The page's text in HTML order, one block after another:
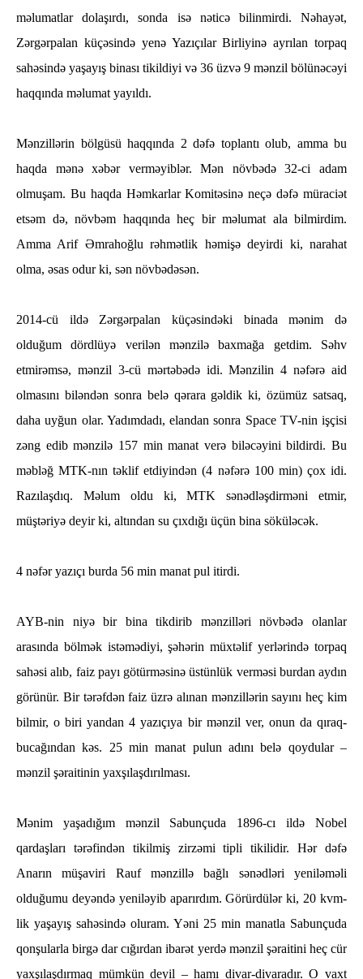
məlumatlar dolaşırdı, sonda isə nəticə bilinmirdi. Nəhayət,
Zərgərpalan küçəsində yenə Yazıçılar Birliyinə ayrılan torpaq
sahəsində yaşayış binası tikildiyi və 36 üzvə 9 mənzil bölünəcəyi
haqqında məlumat yayıldı.
Mənzillərin bölgüsü haqqında 2 dəfə toplantı olub, amma bu
haqda mənə xəbər verməyiblər. Mən növbədə 32-ci adam
olmuşam. Bu haqda Həmkarlar Komitəsinə neçə dəfə müraciət
etsəm də, növbəm haqqında heç bir məlumat ala bilmirdim.
Amma Arif Əmrahoğlu rəhmətlik həmişə deyirdi ki, narahat
olma, əsas odur ki, sən növbədəsən.
2014-cü ildə Zərgərpalan küçəsindəki binada mənim də
olduğum dördlüyə verilən mənzilə baxmağa getdim. Səhv
etmirəmsə, mənzil 3-cü mərtəbədə idi. Mənzilin 4 nəfərə aid
olmasını biləndən sonra belə qərara gəldik ki, özümüz satsaq,
daha uyğun olar. Yadımdadı, elandan sonra Space TV-nin işçisi
zəng edib mənzilə 157 min manat verə biləcəyini bildirdi. Bu
məbləğ MTK-nın təklif etdiyindən (4 nəfərə 100 min) çox idi.
Razılaşdıq. Məlum oldu ki, MTK sənədləşdirməni etmir,
müştəriyə deyir ki, altından su çıxdığı üçün bina söküləcək.
4 nəfər yazıçı burda 56 min manat pul itirdi.
AYB-nin niyə bir bina tikdirib mənzilləri növbədə olanlar
arasında bölmək istəmədiyi, şəhərin müxtəlif yerlərində torpaq
sahəsi alıb, faiz payı götürməsinə üstünlük verməsi burdan aydın
görünür. Bir tərəfdən faiz üzrə alınan mənzillərin sayını heç kim
bilmir, o biri yandan 4 yazıçıya bir mənzil ver, onun da qıraq-
bucağından kəs. 25 min manat pulun adını belə qoydular –
mənzil şəraitinin yaxşılaşdırılması.
Mənim yaşadığım mənzil Sabunçuda 1896-cı ildə Nobel
qardaşları tərəfindən tikilmiş zirzəmi tipli tikilidir. Hər dəfə
Anarın müşaviri Rauf mənzillə bağlı sənədləri yeniləməli
olduğumu deyəndə yeniləyib aparırdım. Görürdülər ki, 20 kvm-
lik yaşayış sahəsində oluram. Yəni 25 min manatla Sabunçuda
qonşularla birgə dar cığırdan ibarət yerdə mənzil şəraitini heç cür
yaxşılaşdırmaq mümkün deyil – hamı divar-divaradır. O vaxt